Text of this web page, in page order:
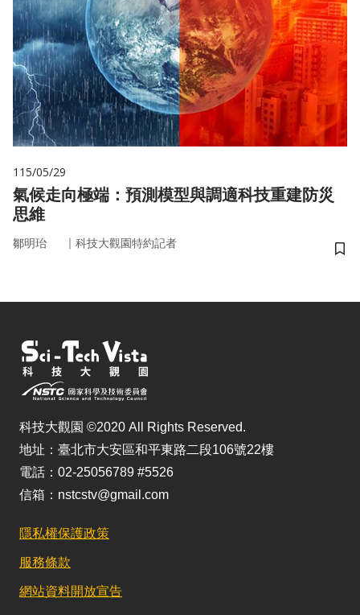
115/05/29
氣候走向極端：預測模型與調適科技重建防災
思維
鄒明珆 ｜ 科技大觀園特約記者
儲
科技大觀園 ©2020 All Rights Reserved.
地址：臺北市大安區和平東路二段106號22樓
電話：02-25056789 #5526
信箱：nstcstv@gmail.com
隱私權保護政策
服務條款
網站資料開放宣告